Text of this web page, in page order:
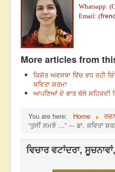
Whatsapp:
Email: (
More articles from
ਕਿਸ਼ੋਰ ਅਵਸਥਾ ਵਿੱਚ ਵਧ ਰਹੀ
ਕਵਿਤਾ ਸ਼ਰਮਾ
ਆਪਣਿਆਂ ਦੇ ਭਾਰ ਥੱਲੇ ਸਹਿਕਦੀ
You are here: Home
“ਤੁਸੀਂ ਸਮਝੋ …” --- ਡਾ. ਕਵਿਤਾ
ਵਿਚਾਰ ਵਟਾਂਦਰਾ,